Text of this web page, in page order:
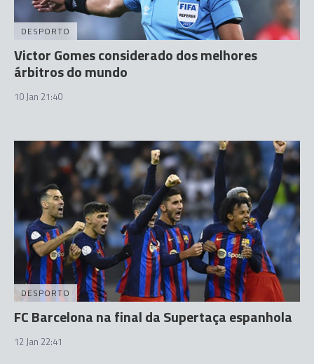
DESPORTO
Victor Gomes considerado dos melhores
árbitros do mundo
10 Jan 21:40
DESPORTO
FC Barcelona na final da Supertaça espanhola
12 Jan 22:41